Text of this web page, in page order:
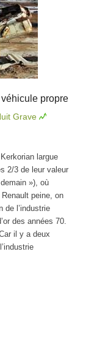
propre
Grave
largue
2/3 de leur valeur
»), où
peine, on
de l’industrie
des années 70.
il y a deux